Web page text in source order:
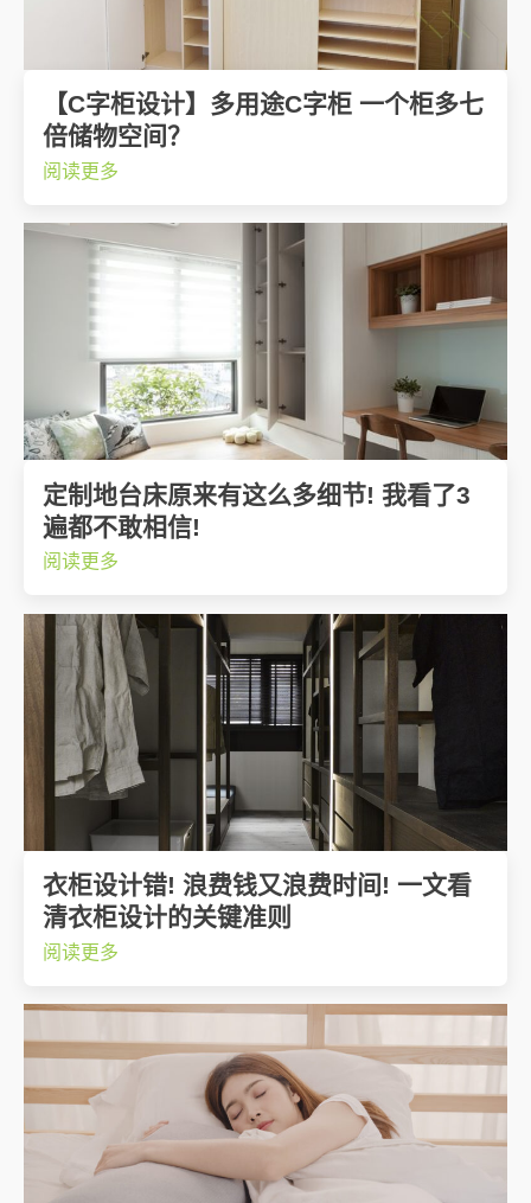
【C字柜设计】多用途C字柜 一个柜多七
倍储物空间？
阅读更多
定制地台床原来有这么多细节! 我看了3
遍都不敢相信!
阅读更多
衣柜设计错! 浪费钱又浪费时间! 一文看
清衣柜设计的关键准则
阅读更多